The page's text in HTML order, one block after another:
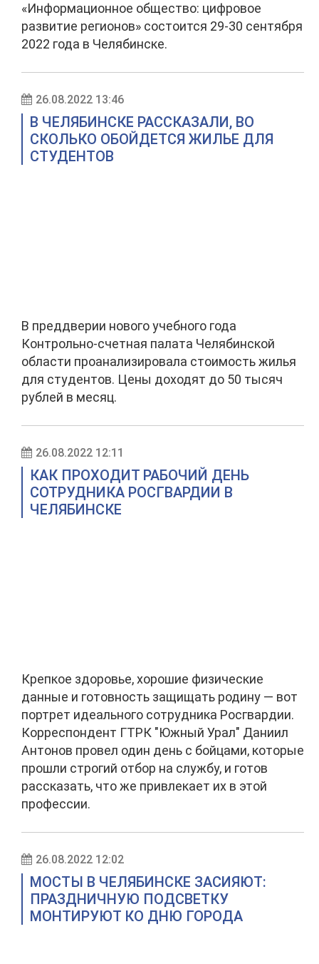
«Информационное общество: цифровое
развитие регионов» состоится 29-30 сентября
2022 года в Челябинске.
26.08.2022 13:46
В ЧЕЛЯБИНСКЕ РАССКАЗАЛИ, ВО
СКОЛЬКО ОБОЙДЕТСЯ ЖИЛЬЕ ДЛЯ
СТУДЕНТОВ
В преддверии нового учебного года
Контрольно-счетная палата Челябинской
области проанализировала стоимость жилья
для студентов. Цены доходят до 50 тысяч
рублей в месяц.
26.08.2022 12:11
КАК ПРОХОДИТ РАБОЧИЙ ДЕНЬ
СОТРУДНИКА РОСГВАРДИИ В
ЧЕЛЯБИНСКЕ
Крепкое здоровье, хорошие физические
данные и готовность защищать родину — вот
портрет идеального сотрудника Росгвардии.
Корреспондент ГТРК "Южный Урал" Даниил
Антонов провел один день с бойцами, которые
прошли строгий отбор на службу, и готов
рассказать, что же привлекает их в этой
профессии.
26.08.2022 12:02
МОСТЫ В ЧЕЛЯБИНСКЕ ЗАСИЯЮТ:
ПРАЗДНИЧНУЮ ПОДСВЕТКУ
МОНТИРУЮТ КО ДНЮ ГОРОДА